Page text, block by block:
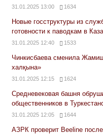
31.01.2025 13:00 1634
Новые госструктуры из
готовности к паводкам в
31.01.2025 12:40 1533
Чинкисбаева сменила
халқына»
31.01.2025 12:15 1624
Средневековая башня
общественников в
31.01.2025 12:05 1644
АЗРК проверит Beeline